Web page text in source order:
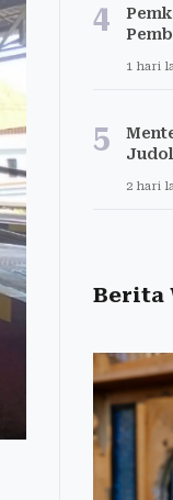
4
1 hari
5
2 hari
Berita